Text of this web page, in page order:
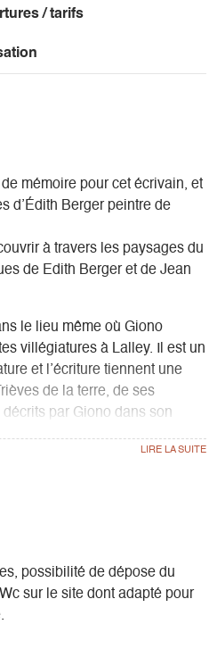
/ tarifs
mémoire pour cet écrivain, et
d’Édith Berger peintre de
à travers les paysages du
de Edith Berger et de Jean
le lieu même où Giono
villégiatures à Lalley. Il est un
et l’écriture tiennent une
de la terre, de ses
par Giono dans son
Giono vous invite à découvrir,
de Lalley, à travers les
artistiques de la peintre
Jean Giono.
possibilité de dépose du
sur le site dont adapté pour